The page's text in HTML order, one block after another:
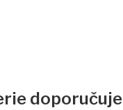
doporučuje